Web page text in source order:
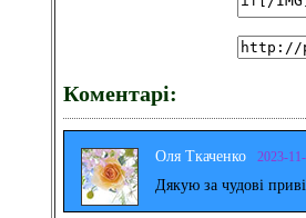
Коментарі:
Оля Ткаченко 2023-
Дякую за чудові